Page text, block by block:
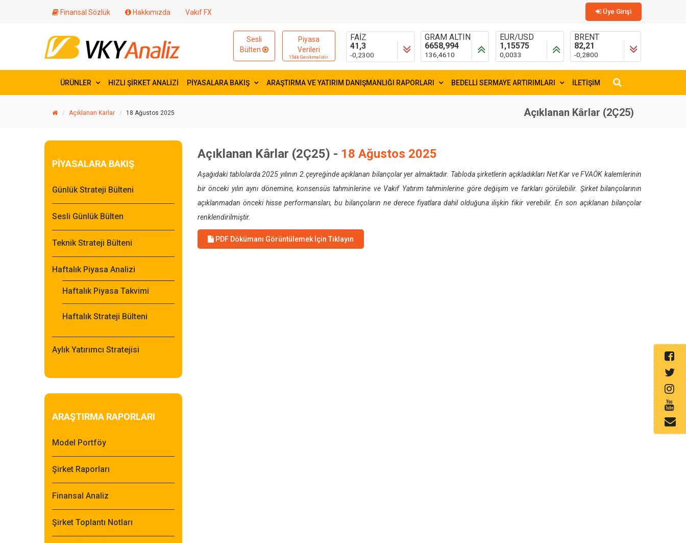
Finansal Sözlük Hakkımızda Vakıf FX Üye Girişi
Sesli
Bülten
Piyasa
Verileri
15dk Gecikmelidir.
FAİZ
41,3
-0,2300
GRAM ALTIN
6658,994
136,4610
EUR/USD
1,15575
0,0033
BRENT
82,21
-0,2800
ÜRÜNLER HIZLI ŞİRKET ANALİZİ PİYASALARA BAKIŞ ARAŞTIRMA VE YATIRIM DANIŞMANLIĞI RAPORLARI BEDELLİ SERMAYE ARTIRIMLARI İLETİŞİM
×
Açıklanan Karlar 18 Ağustos 2025 Açıklanan Kârlar (2Ç25)
PİYASALARA BAKIŞ
Günlük Strateji Bülteni
Sesli Günlük Bülten
Teknik Strateji Bülteni
Haftalık Piyasa Analizi
Haftalık Piyasa Takvimi
Haftalık Strateji Bülteni
Aylık Yatırımcı Stratejisi
ARAŞTIRMA RAPORLARI
Model Portföy
Şirket Raporları
Finansal Analiz
Şirket Toplantı Notları
Açıklanan Kârlar (2Ç25) - 18 Ağustos 2025
Aşağıdaki tablolarda 2025 yılının 2.çeyreğinde açıklanan bilançolar yer almaktadır. Tabloda şirketlerin açıkladıkları Net Kar ve FVAÖK kalemlerinin
bir önceki yılın aynı dönemine, konsensüs tahminlerine ve Vakıf Yatırım tahminlerine göre değişim ve farkları görülebilir. Şirket bilançolarının
açıklanmadan önceki hisse performansları, bu bilançoların ne derece fiyatlara dahil olduğuna ilişkin fikir verebilir. En son açıklanan bilançolar
renklendirilmiştir.
PDF Dökümanı Görüntülemek İçin Tıklayın